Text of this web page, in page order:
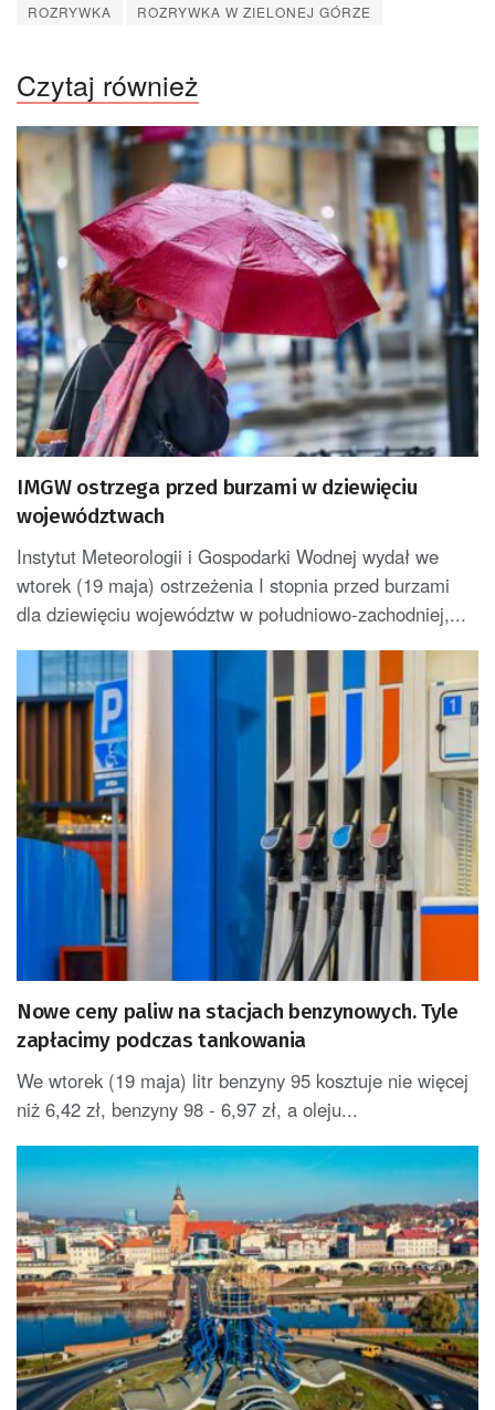
ROZRYWKA ROZRYWKA W ZIELONEJ GÓRZE
Czytaj również
IMGW ostrzega przed burzami w dziewięciu
województwach
Instytut Meteorologii i Gospodarki Wodnej wydał we
wtorek (19 maja) ostrzeżenia I stopnia przed burzami
dla dziewięciu województw w południowo-zachodniej,...
Nowe ceny paliw na stacjach benzynowych. Tyle
zapłacimy podczas tankowania
We wtorek (19 maja) litr benzyny 95 kosztuje nie więcej
niż 6,42 zł, benzyny 98 - 6,97 zł, a oleju...